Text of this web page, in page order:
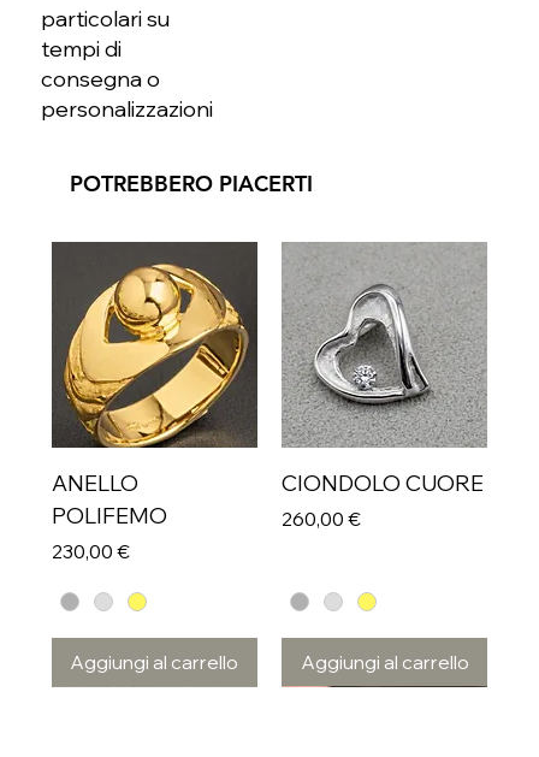
POTREBBERO PIACERTI
ANELLO
POLIFEMO
Prezzo
230,00 €
Aggiungi al carrello
CIONDOLO CUORE
Prezzo
260,00 €
Aggiungi al carrello
particolari su
tempi di
consegna o
personalizzazioni